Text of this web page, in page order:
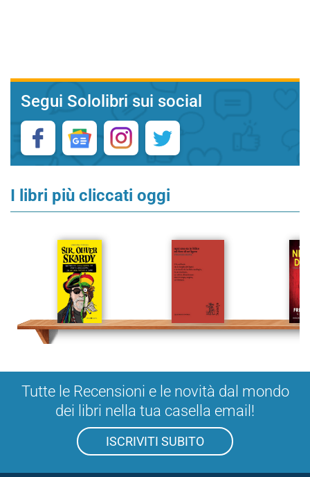
Segui Sololibri sui social
I libri più cliccati oggi
Tutte le Recensioni e le novità dal mondo
dei libri nella tua casella email!
ISCRIVITI SUBITO